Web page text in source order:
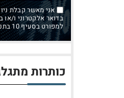
אני מאשר קבלת
בדואר אלקטרוני ו/
למפורט בסעיף 10 בתנאי השימוש
כותרות